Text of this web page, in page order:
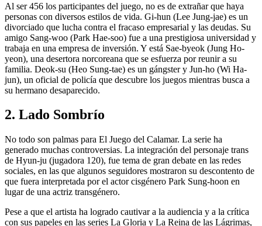
Al ser 456 los participantes del juego, no es de extrañar que haya
personas con diversos estilos de vida. Gi-hun (Lee Jung-jae) es un
divorciado que lucha contra el fracaso empresarial y las deudas. Su
amigo Sang-woo (Park Hae-soo) fue a una prestigiosa universidad y
trabaja en una empresa de inversión. Y está Sae-byeok (Jung Ho-
yeon), una desertora norcoreana que se esfuerza por reunir a su
familia. Deok-su (Heo Sung-tae) es un gángster y Jun-ho (Wi Ha-
jun), un oficial de policía que descubre los juegos mientras busca a
su hermano desaparecido.
2. Lado Sombrío
No todo son palmas para El Juego del Calamar. La serie ha
generado muchas controversias. La integración del personaje trans
de Hyun-ju (jugadora 120), fue tema de gran debate en las redes
sociales, en las que algunos seguidores mostraron su descontento de
que fuera interpretada por el actor cisgénero Park Sung-hoon en
lugar de una actriz transgénero.
Pese a que el artista ha logrado cautivar a la audiencia y a la crítica
con sus papeles en las series La Gloria y La Reina de las Lágrimas,